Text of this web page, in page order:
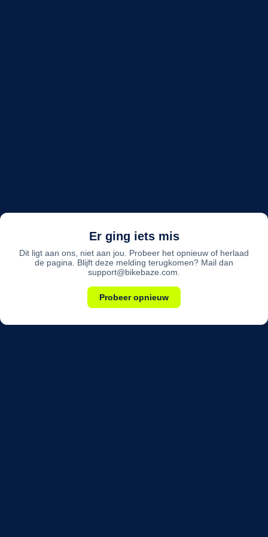
Er ging iets mis
Dit ligt aan ons, niet aan jou. Probeer het opnieuw of herlaad
de pagina. Blijft deze melding terugkomen? Mail dan
support@bikebaze.com.
Probeer opnieuw